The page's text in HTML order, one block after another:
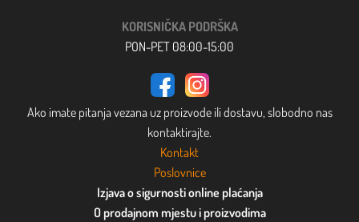
KORISNIČKA PODRŠKA
PON-PET 08:00-15:00
Ako imate pitanja vezana uz proizvode ili dostavu, slobodno nas
kontaktirajte.
Kontakt
Poslovnice
Izjava o sigurnosti online plaćanja
O prodajnom mjestu i proizvodima